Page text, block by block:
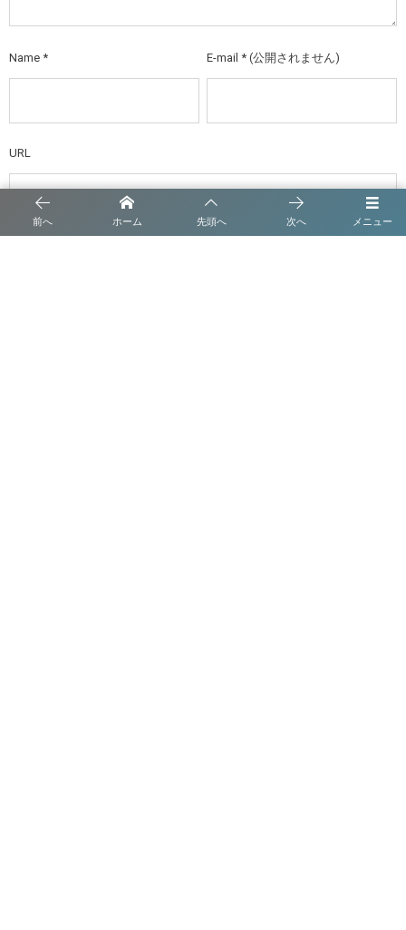
Name * E-mail * (公開されません)
URL
メニュー
前へ ホーム 先頭へ 次へ